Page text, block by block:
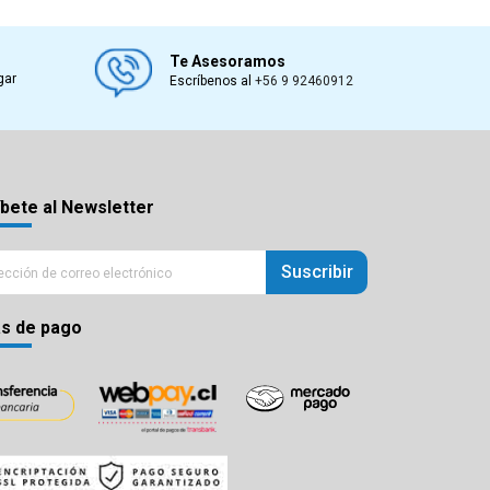
Te Asesoramos
Escríbenos al+56 9 92460912
al Newsletter
Suscribir
de pago